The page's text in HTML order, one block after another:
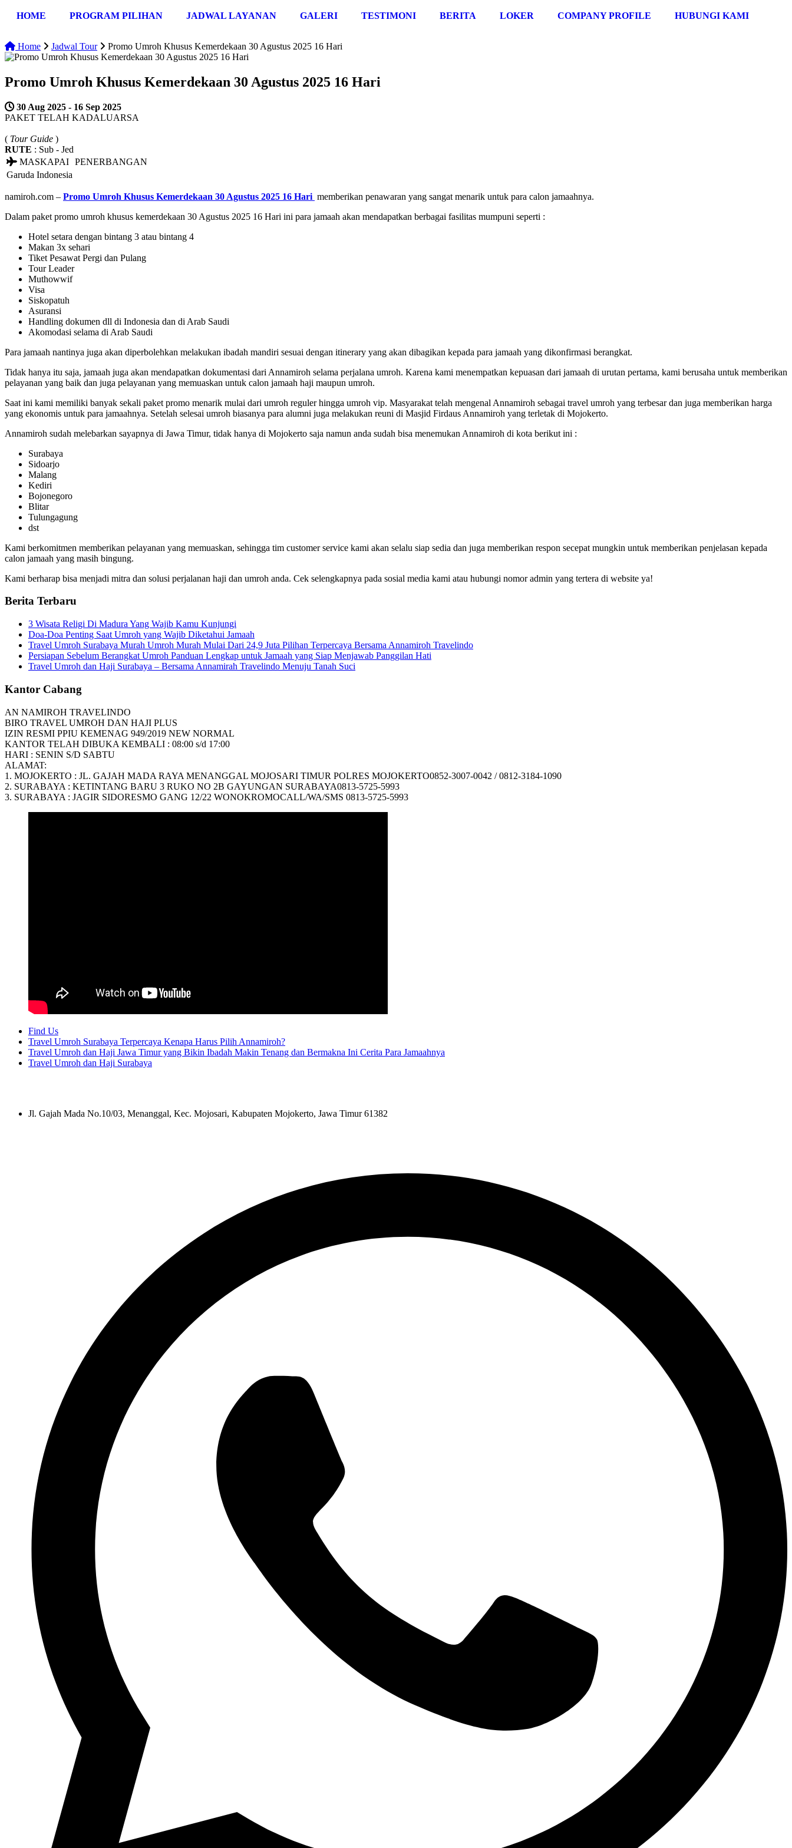
HOME PROGRAM PILIHAN JADWAL LAYANAN GALERI TESTIMONI BERITA LOKER COMPANY PROFILE HUBUNGI KAMI
Home Jadwal Tour Promo Umroh Khusus Kemerdekaan 30 Agustus 2025 16 Hari
Promo Umroh Khusus Kemerdekaan 30 Agustus 2025 16 Hari
30 Aug 2025 - 16 Sep 2025
PAKET TELAH KADALUARSA
( Tour Guide )
RUTE : Sub - Jed
MASKAPAI PENERBANGAN
Garuda Indonesia
namiroh.com – Promo Umroh Khusus Kemerdekaan 30 Agustus 2025 16 Hari memberikan penawaran yang sangat menarik untuk para calon jamaahnya.
Dalam paket promo umroh khusus kemerdekaan 30 Agustus 2025 16 Hari ini para jamaah akan mendapatkan berbagai fasilitas mumpuni seperti :
Hotel setara dengan bintang 3 atau bintang 4
Makan 3x sehari
Tiket Pesawat Pergi dan Pulang
Tour Leader
Muthowwif
Visa
Siskopatuh
Asuransi
Handling dokumen dll di Indonesia dan di Arab Saudi
Akomodasi selama di Arab Saudi
Para jamaah nantinya juga akan diperbolehkan melakukan ibadah mandiri sesuai dengan itinerary yang akan dibagikan kepada para jamaah yang dikonfirmasi berangkat.
Tidak hanya itu saja, jamaah juga akan mendapatkan dokumentasi dari Annamiroh selama perjalana umroh. Karena kami menempatkan kepuasan dari jamaah di urutan pertama, kami berusaha untuk memberikan
pelayanan yang baik dan juga pelayanan yang memuaskan untuk calon jamaah haji maupun umroh.
Saat ini kami memiliki banyak sekali paket promo menarik mulai dari umroh reguler hingga umroh vip. Masyarakat telah mengenal Annamiroh sebagai travel umroh yang terbesar dan juga memberikan harga
yang ekonomis untuk para jamaahnya. Setelah selesai umroh biasanya para alumni juga melakukan reuni di Masjid Firdaus Annamiroh yang terletak di Mojokerto.
Annamiroh sudah melebarkan sayapnya di Jawa Timur, tidak hanya di Mojokerto saja namun anda sudah bisa menemukan Annamiroh di kota berikut ini :
Surabaya
Sidoarjo
Malang
Kediri
Bojonegoro
Blitar
Tulungagung
dst
Kami berkomitmen memberikan pelayanan yang memuaskan, sehingga tim customer service kami akan selalu siap sedia dan juga memberikan respon secepat mungkin untuk memberikan penjelasan kepada
calon jamaah yang masih bingung.
Kami berharap bisa menjadi mitra dan solusi perjalanan haji dan umroh anda. Cek selengkapnya pada sosial media kami atau hubungi nomor admin yang tertera di website ya!
Berita Terbaru
3 Wisata Religi Di Madura Yang Wajib Kamu Kunjungi
Doa-Doa Penting Saat Umroh yang Wajib Diketahui Jamaah
Travel Umroh Surabaya Murah Umroh Murah Mulai Dari 24,9 Juta Pilihan Terpercaya Bersama Annamiroh Travelindo
Persiapan Sebelum Berangkat Umroh Panduan Lengkap untuk Jamaah yang Siap Menjawab Panggilan Hati
Travel Umroh dan Haji Surabaya – Bersama Annamirah Travelindo Menuju Tanah Suci
Kantor Cabang
AN NAMIROH TRAVELINDO
BIRO TRAVEL UMROH DAN HAJI PLUS
IZIN RESMI PPIU KEMENAG 949/2019 NEW NORMAL
KANTOR TELAH DIBUKA KEMBALI : 08:00 s/d 17:00
HARI : SENIN S/D SABTU
ALAMAT:
1. MOJOKERTO : JL. GAJAH MADA RAYA MENANGGAL MOJOSARI TIMUR POLRES MOJOKERTO0852-3007-0042 / 0812-3184-1090
2. SURABAYA : KETINTANG BARU 3 RUKO NO 2B GAYUNGAN SURABAYA0813-5725-5993
3. SURABAYA : JAGIR SIDORESMO GANG 12/22 WONOKROMOCALL/WA/SMS 0813-5725-5993
Find Us
Travel Umroh Surabaya Terpercaya Kenapa Harus Pilih Annamiroh?
Travel Umroh dan Haji Jawa Timur yang Bikin Ibadah Makin Tenang dan Bermakna Ini Cerita Para Jamaahnya
Travel Umroh dan Haji Surabaya
Jl. Gajah Mada No.10/03, Menanggal, Kec. Mojosari, Kabupaten Mojokerto, Jawa Timur 61382